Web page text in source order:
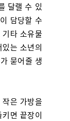
달랠 수 있
담당할 수
타 소유물
는 소년의
묻어줄 생
은 가방을
면 끝장이